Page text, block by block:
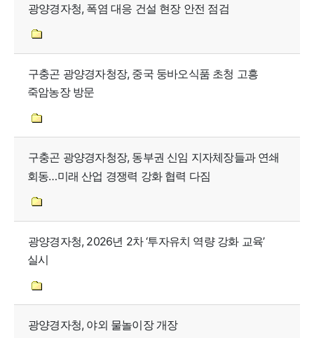
광양경자청, 폭염 대응 건설 현장 안전 점검
구충곤 광양경자청장, 중국 둥바오식품 초청 고흥
죽암농장 방문
구충곤 광양경자청장, 동부권 신임 지자체장들과 연쇄
회동…미래 산업 경쟁력 강화 협력 다짐
광양경자청, 2026년 2차 ‘투자유치 역량 강화 교육’
실시
광양경자청, 야외 물놀이장 개장